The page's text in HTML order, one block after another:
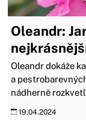
Oleandr:
Oleandr dokáže
a
nádherně
19.04.2024